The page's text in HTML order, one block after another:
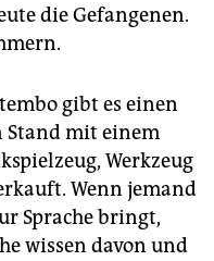
die Gefangenen.
gibt es einen
Stand mit einem
Werkzeug
Wenn jemand
Sprache bringt,
wissen davon und